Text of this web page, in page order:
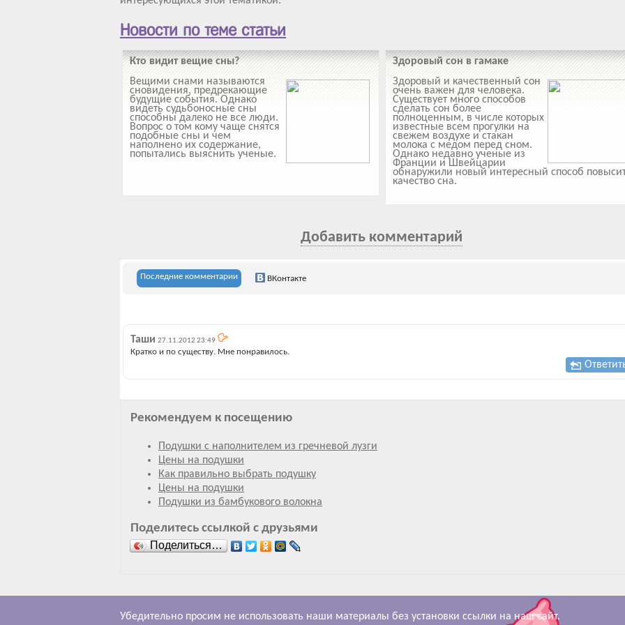
Новости по теме статьи
Кто видит вещие сны?
Вещими снами называются
сновидения, предрекающие
будущие события. Однако
видеть судьбоносные сны
способны далеко не все люди.
Вопрос о том кому чаще снятся
подобные сны и чем
наполнено их содержание,
попытались выяснить ученые.
Здоровый сон в гамаке
Здоровый и качественный сон
очень важен для человека.
Существует много способов
сделать сон более
полноценным, в числе которых
известные всем прогулки на
свежем воздухе и стакан
молока с медом перед сном.
Однако недавно ученые из
Франции и Швейцарии
обнаружили новый интересный способ
качество сна.
Добавить комментарий
Последние комментарии ВКонтакте
Таши 27.11.2012 23:49
Кратко и по существу. Мне понравилось.
Рекомендуем к посещению
Подушки с наполнителем из гречневой лузги
Цены на подушки
Как правильно выбрать подушку
Цены на подушки
Подушки из бамбукового волокна
Поделитесь ссылкой с друзьями
Поделиться…
Убедительно просим не использовать наши материалы без установки ссылки на наш сайт.